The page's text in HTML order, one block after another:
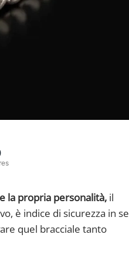
la propria personalità, il
è indice di sicurezza in se
quel bracciale tanto